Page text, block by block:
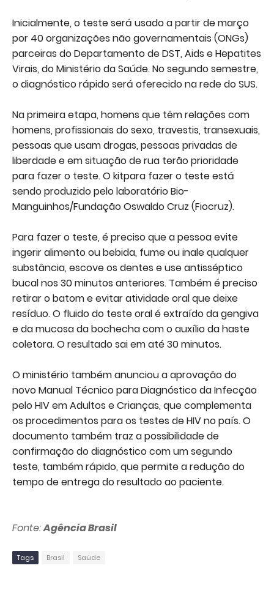
Inicialmente, o teste será usado a partir de março
por 40 organizações não governamentais (ONGs)
parceiras do Departamento de DST, Aids e Hepatites
Virais, do Ministério da Saúde. No segundo semestre,
o diagnóstico rápido será oferecido na rede do SUS.
Na primeira etapa, homens que têm relações com
homens, profissionais do sexo, travestis, transexuais,
pessoas que usam drogas, pessoas privadas de
liberdade e em situação de rua terão prioridade
para fazer o teste. O kitpara fazer o teste está
sendo produzido pelo laboratório Bio-
Manguinhos/Fundação Oswaldo Cruz (Fiocruz).
Para fazer o teste, é preciso que a pessoa evite
ingerir alimento ou bebida, fume ou inale qualquer
substância, escove os dentes e use antisséptico
bucal nos 30 minutos anteriores. Também é preciso
retirar o batom e evitar atividade oral que deixe
resíduo. O fluido do teste oral é extraído da gengiva
e da mucosa da bochecha com o auxílio da haste
coletora. O resultado sai em até 30 minutos.
O ministério também anunciou a aprovação do
novo Manual Técnico para Diagnóstico da Infecção
pelo HIV em Adultos e Crianças, que complementa
os procedimentos para os testes de HIV no país. O
documento também traz a possibilidade de
confirmação do diagnóstico com um segundo
teste, também rápido, que permite a redução do
tempo de entrega do resultado ao paciente.
Fonte:Agência Brasil
Tags Brasil Saúde